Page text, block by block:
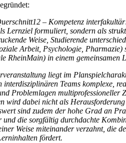
– Kompetenz
Lernziel formuliert, sondern als
Weise, Studierende
Arbeit, Psychologie,
RheinMain) in einem gemeinsamen
liegt im
interdisziplinären Teams komplexe,
Problemlagen multiprofessioneller
wird dabei nicht als
sind zudem der hohe Grad an
die sorgfältig durchdachte
Weise miteinander verzahnt, die
fördert.